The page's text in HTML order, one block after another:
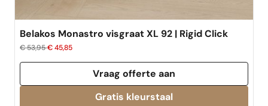
Belakos Monastro visgraat XL 92 | Rigid Click
€ 53,95€ 45,85
Vraag offerte aan